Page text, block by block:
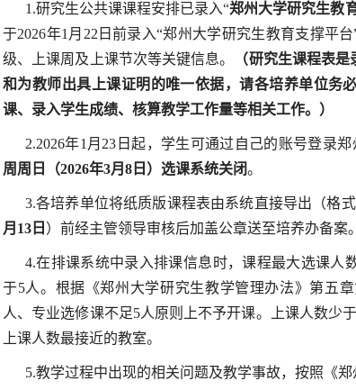
1.研究生公共课课程安排已录入“郑州大学研究生教
于2026年1月22日前录入“郑州大学研究生教育支撑平
级、上课周及上课节次等关键信息。
（研究生课程表
和为教师出具上课证明的唯一依据，请各培养单位务
课、录入学生成绩、核算教学工作量等相关工作。）
2.2026年1月23日起，学生可通过自己的账号登录
周周日（2026年3月8日）选课系统关闭。
3.各培养单位将纸质版课程表由系统直接导出（格
月13日 ）前经主管领导审核后加盖公章送至培养办备案。
4.在排课系统中录入排课信息时，课程最大选课人
于5人。根据《郑州大学研究生教学管理办法》第五
人、专业选修课不足5人原则上不予开课。上课人数少
上课人数最接近的教室。
5.教学过程中出现的相关问题及教学事故，按照《